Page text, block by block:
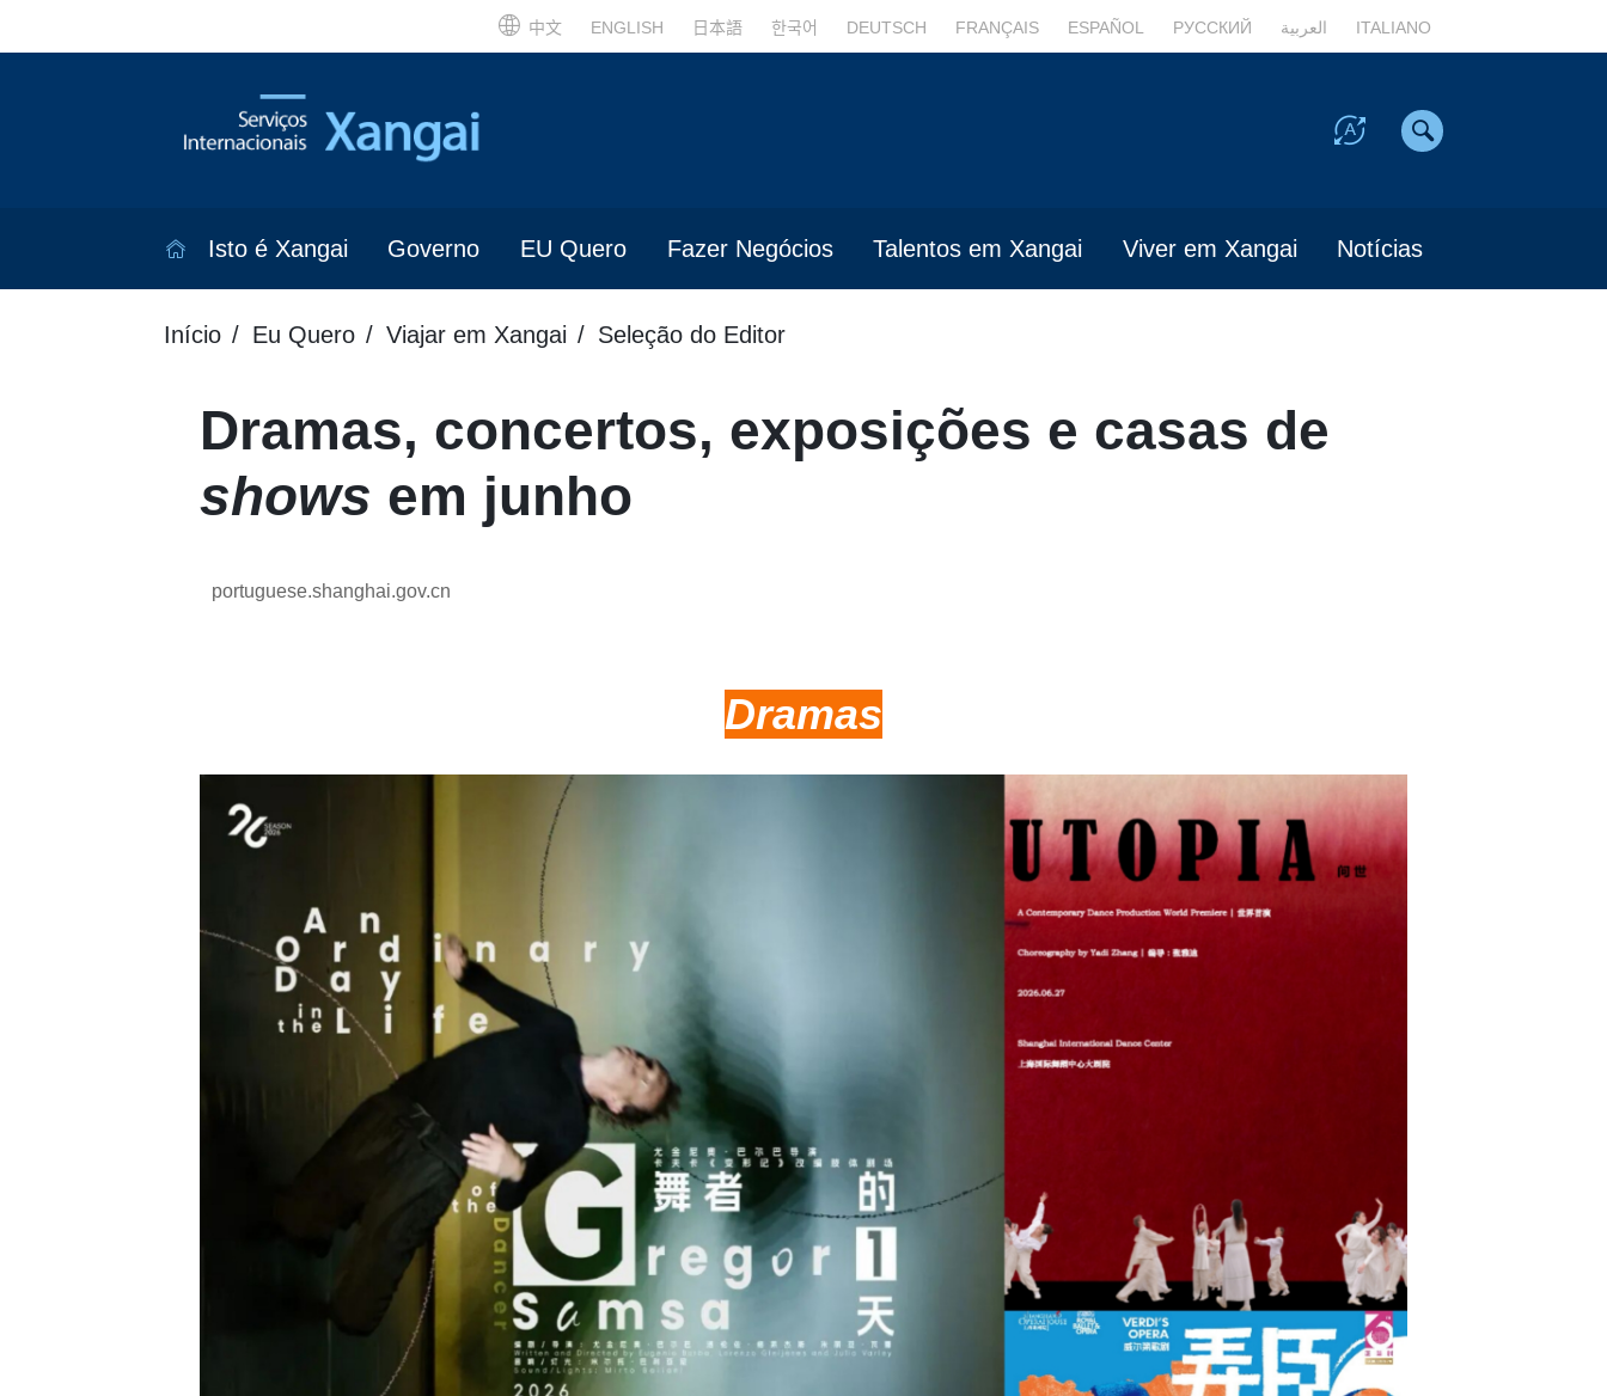
中文 ENGLISH 日本語 한국어 DEUTSCH FRANÇAIS ESPAÑOL РУССКИЙ العربية ITALIANO
Isto é Xangai Governo EU Quero Fazer Negócios Talentos em Xangai Viver em Xangai Notícias
Início Eu Quero Viajar em Xangai Seleção do Editor
Dramas, concertos, exposições e casas de
shows em junho
portuguese.shanghai.gov.cn
Dramas